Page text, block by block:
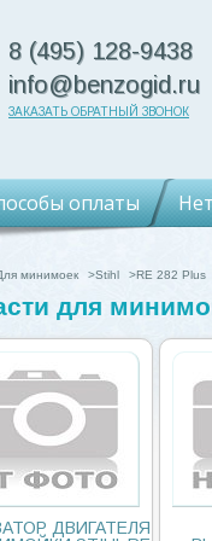
8 (495) 128-9438
info@benzogid.ru
ЗАКАЗАТЬ ОБРАТНЫЙ ЗВОНОК
оплаты
минимоек >Stihl >RE 282 Plus
для
ДВИГАТЕЛЯ